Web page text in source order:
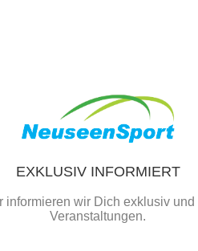
EXKLUSIV INFORMIERT
informieren wir Dich exklusiv
Veranstaltungen.